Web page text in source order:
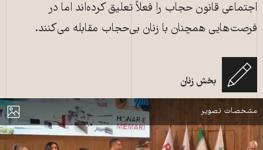
اجتماعی قانون حجاب را فعلاً تعلیق کرده‌اند اما در
فرصت‌هایی همچنان با زنان بی‌حجاب مقابله می‌کنند.
بخش زنان
نمایش
مشخصات تصویر
مراسم جوایز ملی معماری و طراحی داخلی ـ عکس از فیلم‌های منتشرشده در
شبکه‌های اجتماعی